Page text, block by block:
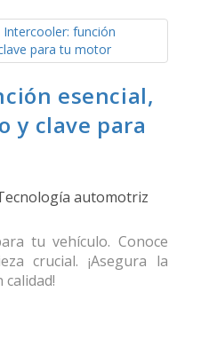
esencial,
y clave para
automotriz
tu vehículo. Conoce
crucial. ¡Asegura la